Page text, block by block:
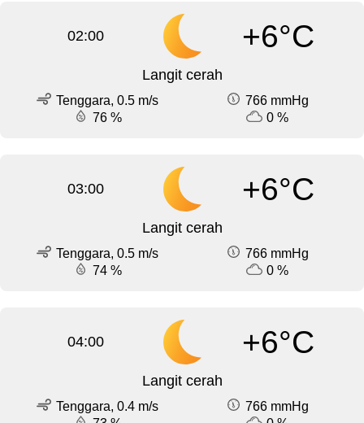
02:00 +6°C
Langit cerah
Tenggara, 0.5 m/s
766 mmHg
76 %
0 %
03:00 +6°C
Langit cerah
Tenggara, 0.5 m/s
766 mmHg
74 %
0 %
04:00 +6°C
Langit cerah
Tenggara, 0.4 m/s
766 mmHg